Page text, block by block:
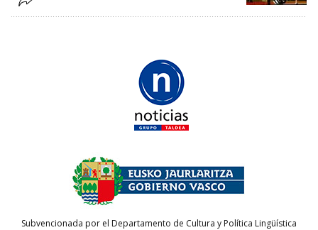
Subvencionada por el Departamento de Cultura y Política Lingüística